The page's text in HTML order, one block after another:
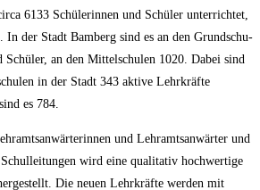
6133 Schü­le­rin­nen und Schü­ler unter­rich­tet,
In der Stadt Bam­berg sind es an den Grund­schu­
Schü­ler, an den Mit­tel­schu­len 1020. Dabei sind
in der Stadt 343 akti­ve Lehr­kräf­te
es 784.
und Lehr­amts­an­wär­ter und
wird eine qua­li­ta­tiv hoch­wer­ti­ge
Die neu­en Lehr­kräf­te wer­den mit